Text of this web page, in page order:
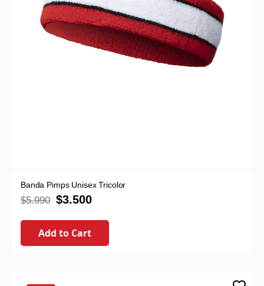
Banda Pimps Unisex Tricolor
$5.990 $3.500
Add to Cart